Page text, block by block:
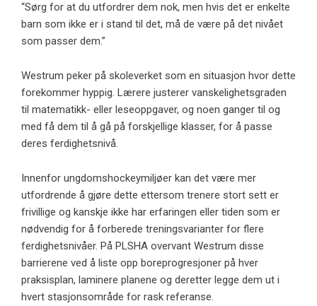
“Sørg for at du utfordrer dem nok, men hvis det er enkelte
barn som ikke er i stand til det, må de være på det nivået
som passer dem.”
Westrum peker på skoleverket som en situasjon hvor dette
forekommer hyppig. Lærere justerer vanskelighetsgraden
til matematikk- eller leseoppgaver, og noen ganger til og
med få dem til å gå på forskjellige klasser, for å passe
deres ferdighetsnivå.
Innenfor ungdomshockeymiljøer kan det være mer
utfordrende å gjøre dette ettersom trenere stort sett er
frivillige og kanskje ikke har erfaringen eller tiden som er
nødvendig for å forberede treningsvarianter for flere
ferdighetsnivåer. På PLSHA overvant Westrum disse
barrierene ved å liste opp boreprogresjoner på hver
praksisplan, laminere planene og deretter legge dem ut i
hvert stasjonsområde for rask referanse.